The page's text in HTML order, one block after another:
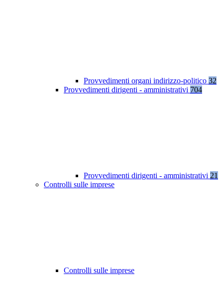
Provvedimenti organi indirizzo-politico 32
Provvedimenti dirigenti - amministrativi 704
Provvedimenti dirigenti - amministrativi 21
Controlli sulle imprese
Controlli sulle imprese